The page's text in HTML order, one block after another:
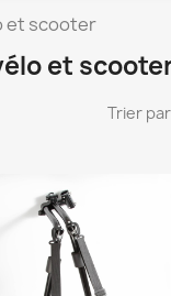
et scooter
et
Trier